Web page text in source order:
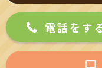
電話をす